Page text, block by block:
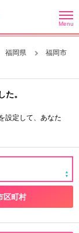
Menu
福岡県
福岡市
た。
設定して、あなた
区町村